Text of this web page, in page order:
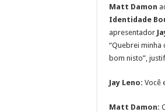
Matt Damon
Identidade
apresentador
“Quebrei
bom nisto”,
Jay Leno: Você
Matt Damon: